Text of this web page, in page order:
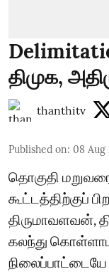
திமுக,
thanthitv
Published on: 08 Aug
தொகுதி
கூட்டத்திற்குப்
திருமாவளவன்,
கலந்து